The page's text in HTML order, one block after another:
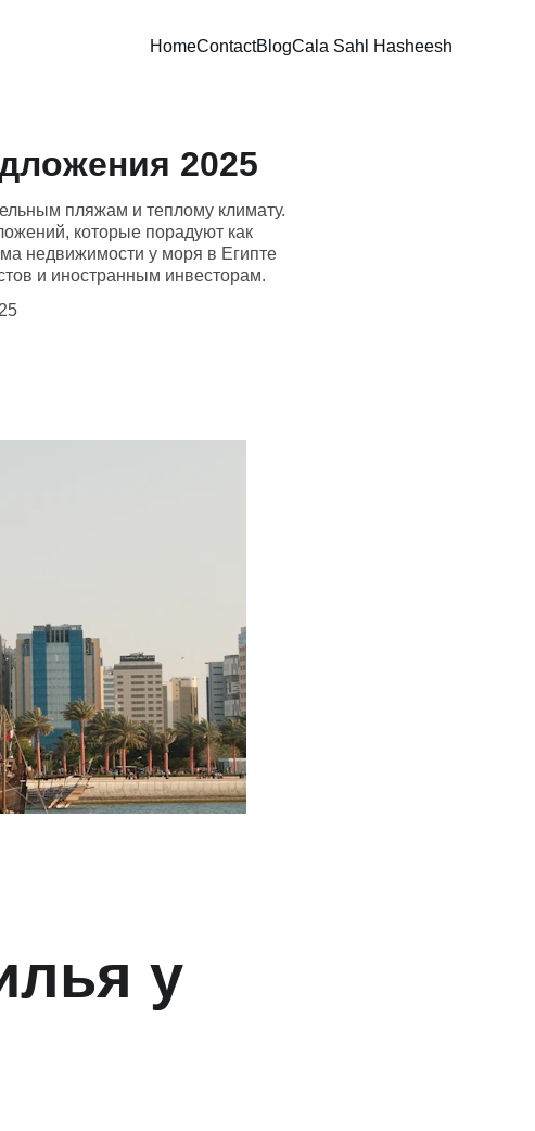
HomeContactBlogCala Sahl Hasheesh
2025
пляжам и теплому климату.
которые порадуют как
недвижимости у моря в Египте
и иностранным инвесторам.
у